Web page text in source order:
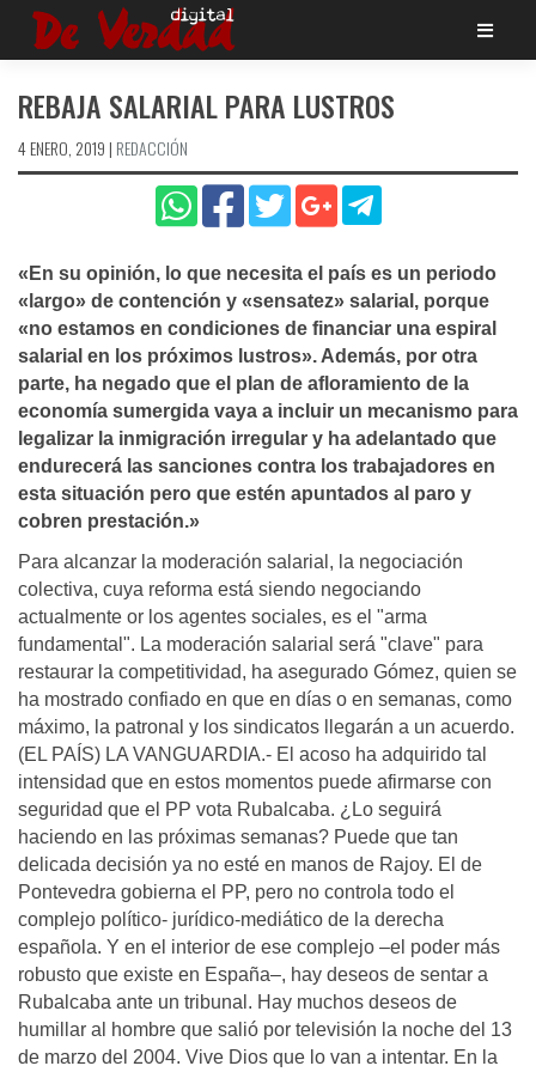
Saltar
REBAJA SALARIAL PARA LUSTROS
4 ENERO, 2019 | REDACCIÓN
«En su opinión, lo que necesita el paí­s es un periodo
«largo» de contención y «sensatez» salarial, porque
«no estamos en condiciones de financiar una espiral
salarial en los próximos lustros». Además, por otra
parte, ha negado que el plan de afloramiento de la
economí­a sumergida vaya a incluir un mecanismo para
legalizar la inmigración irregular y ha adelantado que
endurecerá las sanciones contra los trabajadores en
esta situación pero que estén apuntados al paro y
cobren prestación.»
Para alcanzar la moderación salarial, la negociación
colectiva, cuya reforma está siendo negociando
actualmente or los agentes sociales, es el "arma
fundamental". La moderación salarial será "clave" para
restaurar la competitividad, ha asegurado Gómez, quien se
ha mostrado confiado en que en días o en semanas, como
máximo, la patronal y los sindicatos llegarán a un acuerdo.
(EL PAÍS) LA VANGUARDIA.- El acoso ha adquirido tal
intensidad que en estos momentos puede afirmarse con
seguridad que el PP vota Rubalcaba. ¿Lo seguirá
haciendo en las próximas semanas? Puede que tan
delicada decisión ya no esté en manos de Rajoy. El de
Pontevedra gobierna el PP, pero no controla todo el
complejo político- jurídico-mediático de la derecha
española. Y en el interior de ese complejo –el poder más
robusto que existe en España–, hay deseos de sentar a
Rubalcaba ante un tribunal. Hay muchos deseos de
humillar al hombre que salió por televisión la noche del 13
de marzo del 2004. Vive Dios que lo van a intentar. En la